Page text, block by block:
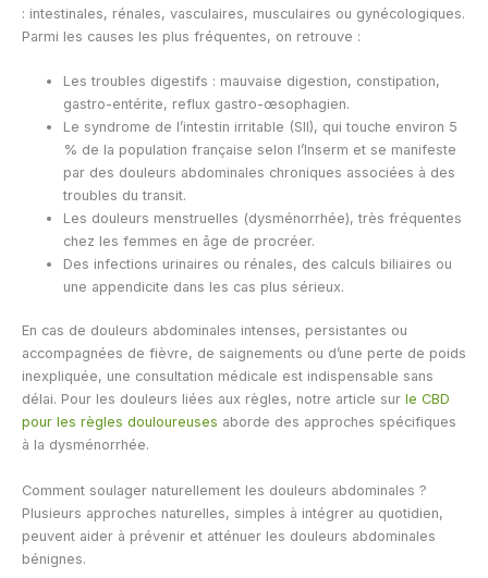
: intestinales, rénales, vasculaires, musculaires ou gynécologiques.
Parmi les causes les plus fréquentes, on retrouve :
Les troubles digestifs : mauvaise digestion, constipation,
gastro-entérite, reflux gastro-œsophagien.
Le syndrome de l’intestin irritable (SII), qui touche environ 5
% de la population française selon l’Inserm et se manifeste
par des douleurs abdominales chroniques associées à des
troubles du transit.
Les douleurs menstruelles (dysménorrhée), très fréquentes
chez les femmes en âge de procréer.
Des infections urinaires ou rénales, des calculs biliaires ou
une appendicite dans les cas plus sérieux.
En cas de douleurs abdominales intenses, persistantes ou
accompagnées de fièvre, de saignements ou d’une perte de poids
inexpliquée, une consultation médicale est indispensable sans
délai. Pour les douleurs liées aux règles, notre article sur le CBD
pour les règles douloureuses aborde des approches spécifiques
à la dysménorrhée.
Comment soulager naturellement les douleurs abdominales ?
Plusieurs approches naturelles, simples à intégrer au quotidien,
peuvent aider à prévenir et atténuer les douleurs abdominales
bénignes.